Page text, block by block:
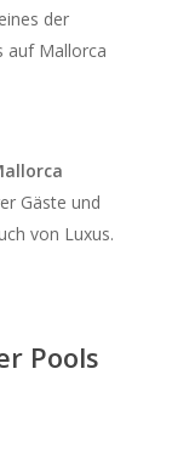
der
auf Mallorca
Gäste und
von Luxus.
Pools